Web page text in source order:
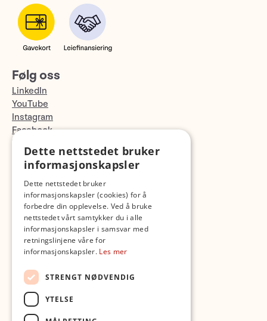
Følg oss
LinkedIn
YouTube
Instagram
Facebook
TikTok
Fotopodden
Med forbehold om skrive- og lagerfeil
Dette nettstedet bruker
informasjonskapsler
Dette nettstedet bruker
informasjonskapsler (cookies) for å
forbedre din opplevelse. Ved å bruke
nettstedet vårt samtykker du i alle
informasjonskapsler i samsvar med
retningslinjene våre for
informasjonskapsler. Les mer
STRENGT NØDVENDIG
YTELSE